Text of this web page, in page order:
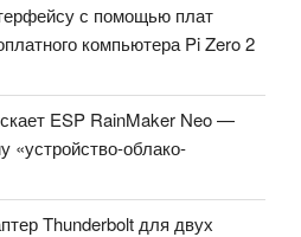
с помощью плат
компьютера Pi Zero 2
ESP RainMaker Neo —
«устройство-облако-
Thunderbolt для двух